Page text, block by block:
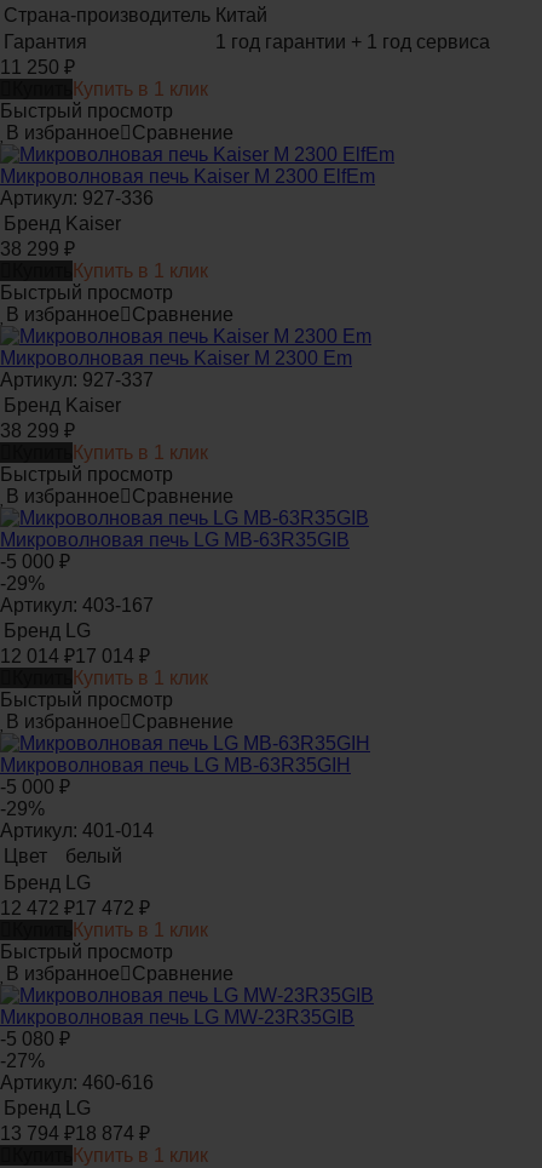
Страна-производитель Китай
Гарантия
1 год гарантии + 1 год сервиса
11 250 ₽
Купить в 1 клик
Быстрый просмотр
В избранное
Сравнение
Микроволновая печь Kaiser M 2300 ElfEm
Артикул: 927-336
Бренд Kaiser
38 299 ₽
Купить в 1 клик
Быстрый просмотр
В избранное
Сравнение
Микроволновая печь Kaiser M 2300 Em
Артикул: 927-337
Бренд Kaiser
38 299 ₽
Купить в 1 клик
Быстрый просмотр
В избранное
Сравнение
Микроволновая печь LG MB-63R35GIB
-5 000 ₽
-29%
Артикул: 403-167
Бренд
LG
12 014 ₽17 014 ₽
Купить в 1 клик
Быстрый просмотр
В избранное
Сравнение
Микроволновая печь LG MB-63R35GIH
-5 000 ₽
-29%
Артикул: 401-014
Цвет
белый
Бренд
LG
12 472 ₽17 472 ₽
Купить в 1 клик
Быстрый просмотр
В избранное
Сравнение
Микроволновая печь LG MW-23R35GIB
-5 080 ₽
-27%
Артикул: 460-616
Бренд
LG
13 794 ₽18 874 ₽
Купить в 1 клик